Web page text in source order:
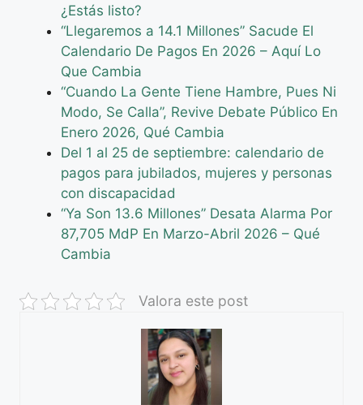
¿Estás listo?
“Llegaremos a 14.1 Millones” Sacude El
Calendario De Pagos En 2026 – Aquí Lo
Que Cambia
“Cuando La Gente Tiene Hambre, Pues Ni
Modo, Se Calla”, Revive Debate Público En
Enero 2026, Qué Cambia
Del 1 al 25 de septiembre: calendario de
pagos para jubilados, mujeres y personas
con discapacidad
“Ya Son 13.6 Millones” Desata Alarma Por
87,705 MdP En Marzo-Abril 2026 – Qué
Cambia
Valora este post